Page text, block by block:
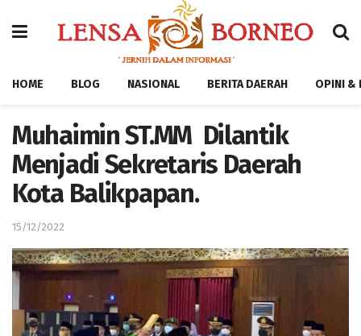
HOME BLOG NASIONAL BERITA DAERAH OPINI &
Muhaimin ST.MM Dilantik
Menjadi Sekretaris Daerah
Kota Balikpapan.
15/12/2022